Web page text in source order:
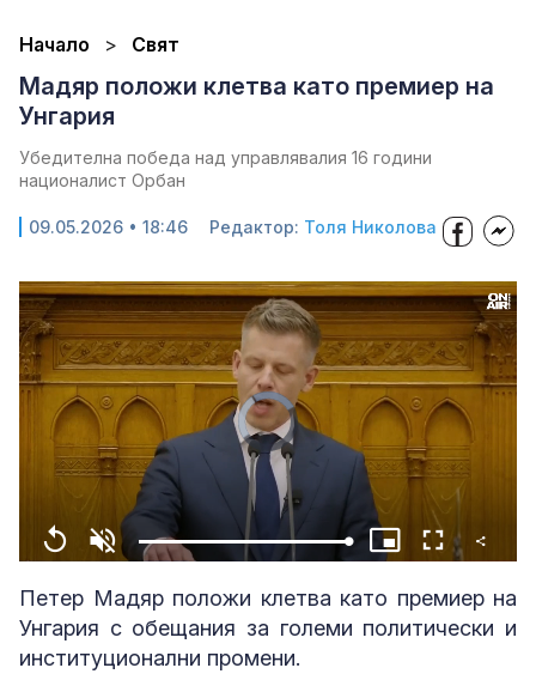
Начало Свят
Мадяр положи клетва като премиер на
Унгария
Убедителна победа над управлявалия 16 години
националист Орбан
09.05.2026 • 18:46 Редактор: Толя Николова
Video
Player
is
loading.
Replay Unmute Loaded:
100.00%
Picture-
Fullscreen
Петер Мадяр положи клетва като премиер на
Унгария с обещания за големи политически и
институционални промени.